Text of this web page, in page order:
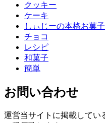
クッキー
ケーキ
しぃじーの本格お菓
チョコ
レシピ
和菓子
簡単
お問い合わせ
運営当サイトに掲載してい